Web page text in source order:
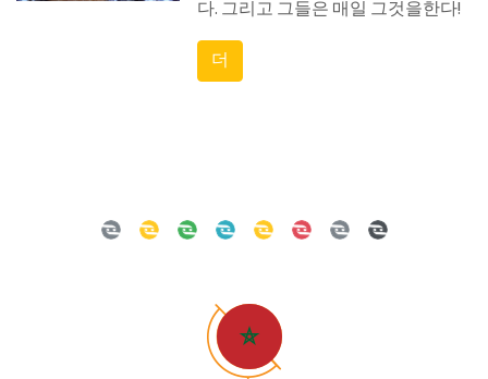
다. 그리고 그들은 매일 그것을한다!
더